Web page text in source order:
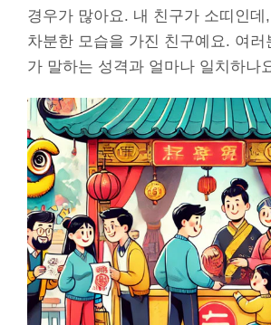
경우가 많아요. 내 친구가 소띠인데
차분한 모습을 가진 친구예요. 여러
가 말하는 성격과 얼마나 일치하나